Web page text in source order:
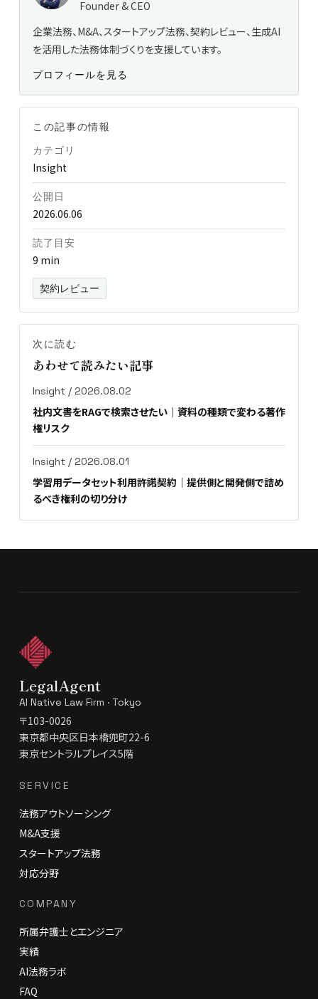
Founder & CEO
企業法務、M&A、スタートアップ法務、契約レビュー、生成AI
を活用した法務体制づくりを支援しています。
プロフィールを見る
この記事の情報
カテゴリ
Insight
公開日
2026.06.06
読了目安
9 min
契約レビュー
次に読む
あわせて読みたい記事
Insight / 2026.08.02
社内文書をRAGで検索させたい｜資料の種類で変わる著作
権リスク
Insight / 2026.08.01
学習用データセット利用許諾契約｜提供側と開発側で詰め
るべき権利の切り分け
LegalAgent
AI Native Law Firm · Tokyo
〒103-0026
東京都中央区日本橋兜町22-6
東京セントラルプレイス5階
SERVICE
法務アウトソーシング
M&A支援
スタートアップ法務
対応分野
COMPANY
所属弁護士とエンジニア
実績
AI法務ラボ
FAQ